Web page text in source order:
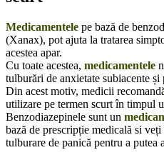
Medicamentele pe bază de
(Xanax), pot ajuta la tratarea
acestea apar.
Cu toate acestea, medicamentele
tulburări de anxietate subiacente
Din acest motiv, medicii
utilizare pe termen scurt în timpul
Benzodiazepinele sunt un
bază de prescripție medicală si
tulburare de panică pentru a putea